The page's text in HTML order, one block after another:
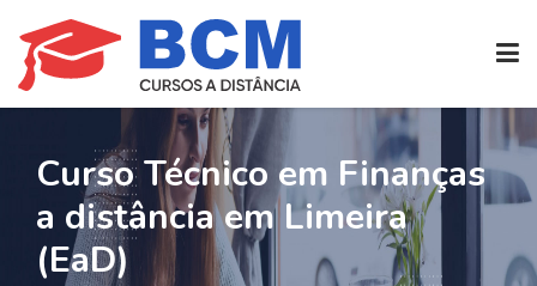
CURSOS TÉCNICOS(EAD)
EDIFICAÇÕES
Curso Técnico em Finanças
a distância em Limeira
(EaD)